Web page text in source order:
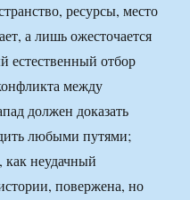
ресурсы, место
а лишь ожесточается
естественный отбор
между
должен доказать
любыми путями;
как неудачный
повержена, но